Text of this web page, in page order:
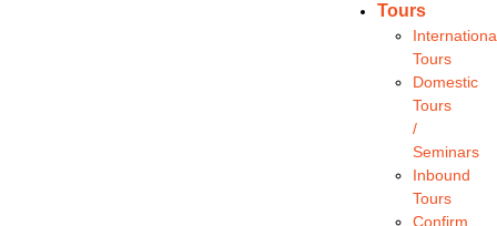
Tours
Tours
Domestic
Tours
/
Seminars
Inbound
Tours
Confirm